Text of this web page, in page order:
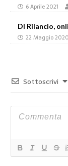
6 Aprile 2021
Dl Rilancio,
22 Maggio 2020
Sottoscrivi